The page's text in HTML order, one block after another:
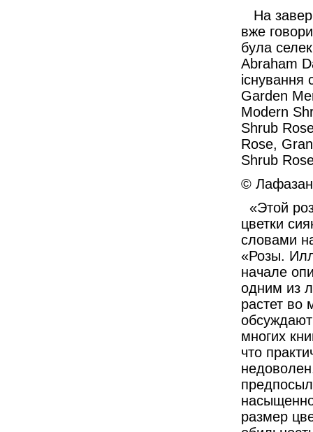
На
вже
була
Abraham
існування
Garden
Modern
Shrub
Rose,
Shrub
©
«Этой
цветки
словами
«Розы.
начале
одним из
растет во
многих
что
размер